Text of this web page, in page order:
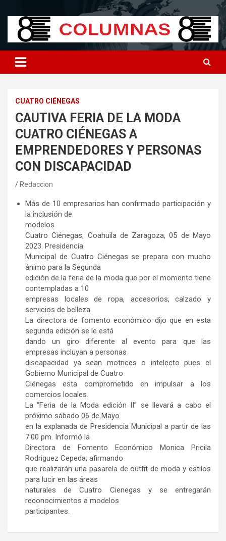
content
8columnas
CUATRO CIÉNEGAS
CAUTIVA FERIA DE LA MODA
CUATRO CIÉNEGAS A
EMPRENDEDORES Y PERSONAS
CON DISCAPACIDAD
Redaccion
Más de 10 empresarios han confirmado participación y
la inclusión de
modelos
Cuatro Ciénegas, Coahuila de Zaragoza, 05 de Mayo
2023. Presidencia
Municipal de Cuatro Ciénegas se prepara con mucho
ánimo para la Segunda
edición de la feria de la moda que por el momento tiene
contempladas a 10
empresas locales de ropa, accesorios, calzado y
servicios de belleza.
La directora de fomento económico dijo que en esta
segunda edición se le está
dando un giro diferente al evento para que las
empresas incluyan a personas
discapacidad ya sean motrices o intelecto pues el
Gobierno Municipal de Cuatro
Ciénegas esta comprometido en impulsar a los
comercios locales.
La “Feria de la Moda edición II” se llevará a cabo el
próximo sábado 06 de Mayo
en la explanada de Presidencia Municipal a partir de las
7:00 pm. Informó la
Directora de Fomento Económico Monica Pricila
Rodriguez Cepeda; afirmando
que realizarán una pasarela de outfit de moda y estilos
para lucir en las áreas
naturales de Cuatro Cienegas y se entregarán
reconocimientos a modelos
participantes.